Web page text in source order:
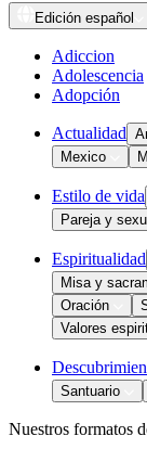
Edición español
Adiccion
Adolescencia
Adopción
Actualidad
Mexico
Estilo de vida
Pareja y
Espiritualidad
Misa y
Oración
Valores
Santuario
Nuestros formatos